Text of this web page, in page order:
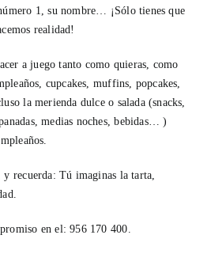
1, su nombre… ¡Sólo tienes que
realidad!
a juego tanto como quieras, como
cupcakes, muffins, popcakes,
la merienda dulce o salada (snacks,
medias noches, bebidas… )
y recuerda: Tú imaginas la tarta,
en el: 956 170 400.